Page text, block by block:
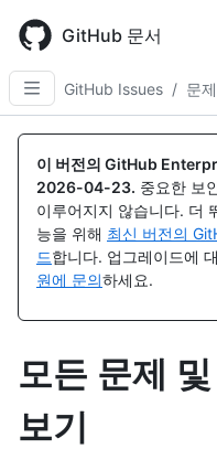
main
content
GitHub 문서
GitHub Issues / 문제
이 버전의 GitHub
2026-04-23. 중요한 보
이루어지지 않습니다. 더
능을 위해 최신 버전의
드합니다. 업그레이드에
원에 문의하세요.
모든 문제
보기